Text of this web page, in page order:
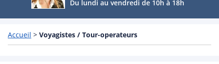
Du lundi au vendredi de 10h à 18h
Accueil > Voyagistes / Tour-operateurs